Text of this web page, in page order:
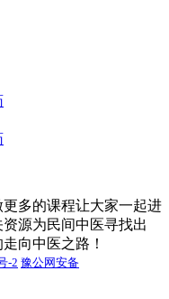
多的课程让大家一起进
源为民间中医寻找出
向中医之路！
-2 豫公网安备